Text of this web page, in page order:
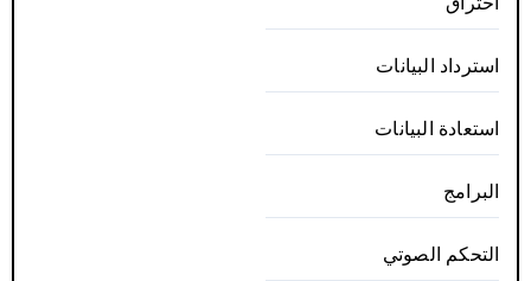
استرداد البيانات
استعادة البيانات
البرامج
التحكم الصوتي